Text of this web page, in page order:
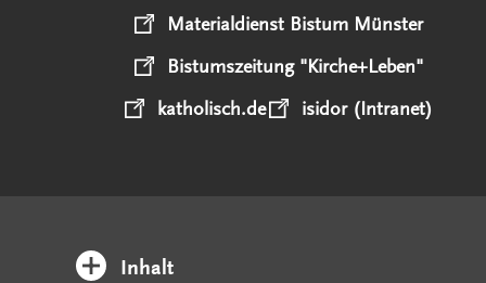
Materialdienst Bistum Münster
Bistumszeitung "Kirche+Leben"
katholisch.de
isidor (Intranet)
Inhalt